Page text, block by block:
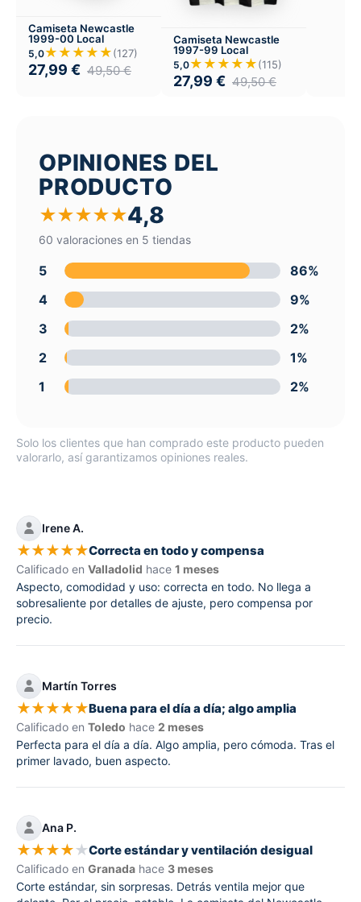
Camiseta Newcastle
1999-00 Local
5,0★★★★★(127)
27,99 € 49,50€
Camiseta Newcastle
1997-99 Local
5,0★★★★★(115)
27,99 € 49,50€
OPINIONES DEL
PRODUCTO
★★★★★4,8
60 valoraciones en 5 tiendas
5
86%
4
9%
3
2%
2
1%
1
2%
Solo los clientes que han comprado este producto pueden
valorarlo, así garantizamos opiniones reales.
Irene A.
★★★★★Correcta en todo y compensa
Calificado en Valladolid hace 1 meses
Aspecto, comodidad y uso: correcta en todo. No llega a
sobresaliente por detalles de ajuste, pero compensa por
precio.
Martín Torres
★★★★★Buena para el día a día; algo amplia
Calificado en Toledo hace 2 meses
Perfecta para el día a día. Algo amplia, pero cómoda. Tras el
primer lavado, buen aspecto.
Ana P.
★★★★★Corte estándar y ventilación desigual
Calificado en Granada hace 3 meses
Corte estándar, sin sorpresas. Detrás ventila mejor que